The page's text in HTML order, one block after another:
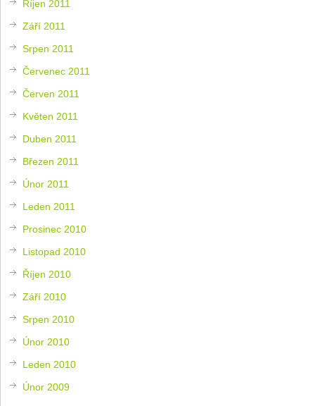
Říjen 2011
Září 2011
Srpen 2011
Červenec 2011
Červen 2011
Květen 2011
Duben 2011
Březen 2011
Únor 2011
Leden 2011
Prosinec 2010
Listopad 2010
Říjen 2010
Září 2010
Srpen 2010
Únor 2010
Leden 2010
Únor 2009